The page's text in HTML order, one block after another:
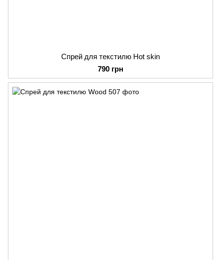
Спрей для текстилю Hot skin
790 грн